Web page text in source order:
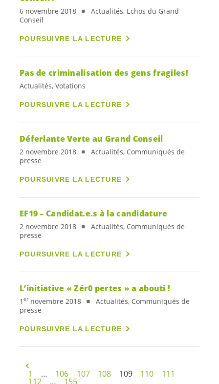
6 novembre 2018
Actualités, Echos du Grand
Conseil
POURSUIVRE LA LECTURE
Pas de criminalisation des gens fragiles!
Actualités, Votations
POURSUIVRE LA LECTURE
Déferlante Verte au Grand Conseil
2 novembre 2018
Actualités, Communiqués de
presse
POURSUIVRE LA LECTURE
EF19 –Candidat.e.s à la candidature
2 novembre 2018
Actualités, Communiqués de
presse
POURSUIVRE LA LECTURE
L’initiative « Zér0 pertes » a abouti !
1 ernovembre 2018
Actualités, Communiqués de
presse
POURSUIVRE LA LECTURE
1 … 106 107 108 109 110 111
112 … 155